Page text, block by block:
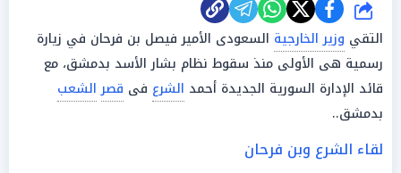
شارك
التقي وزير الخارجية السعودى الأمير فيصل بن فرحان في زيارة
رسمية هى الأولى منذ سقوط نظام بشار الأسد بدمشق، مع
قائد الإدارة السورية الجديدة أحمد الشرع فى قصر الشعب
بدمشق..
لقاء الشرع وبن فرحان